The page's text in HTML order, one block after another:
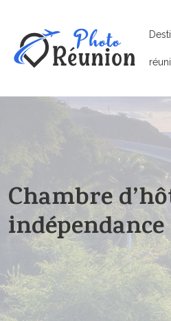
Chambre
indépendance